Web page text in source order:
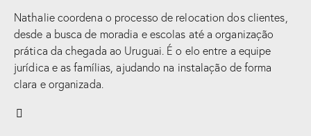
Nathalie coordena o processo de relocation dos clientes,
desde a busca de moradia e escolas até a organização
prática da chegada ao Uruguai. É o elo entre a equipe
jurídica e as famílias, ajudando na instalação de forma
clara e organizada.